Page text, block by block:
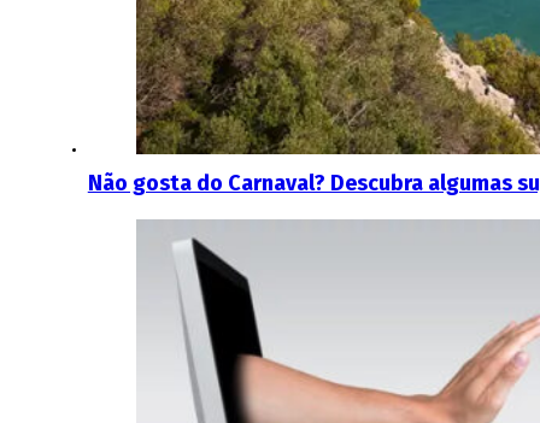
Não gosta do Carnaval? Descubra algumas